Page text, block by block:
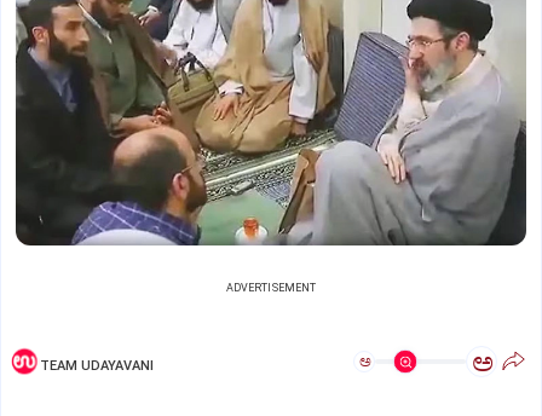
ADVERTISEMENT
TEAM UDAYAVANI ಅ ಅ